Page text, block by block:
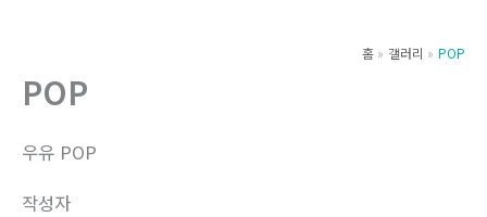
홈 갤러리 POP
POP
우유 POP
작성자